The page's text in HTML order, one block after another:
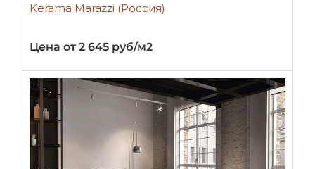
Kerama Marazzi (Россия)
Цена от 2 645 руб/м2